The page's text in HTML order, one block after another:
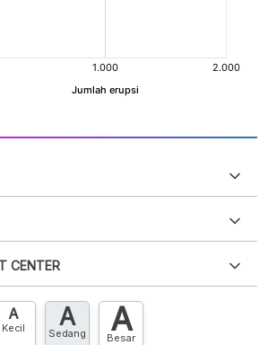
Daftar sekarang
CENTER
sekarang »
A
Kecil A
Sedang A
Besar